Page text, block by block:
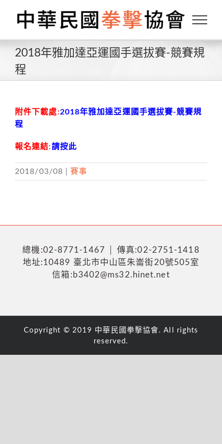
content
2018年雅加達亞運國手選拔賽-競賽規
程
附件下載處:2018年雅加達亞運國手選拔賽-競賽規
程
報名連結:請按此
2018/03/08 賽事
總機:02-8771-1467 │ 傳真:02-2751-1418
地址:10489 臺北市中山區朱崙街20號505室
信箱:b3402@ms32.hinet.net
Copyright © 2019 中華民國拳擊協會. All rights
reserved.